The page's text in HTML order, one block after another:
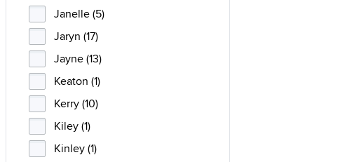
Janelle (5)
Jaryn (17)
Jayne (13)
Keaton (1)
Kerry (10)
Kiley (1)
Kinley (1)